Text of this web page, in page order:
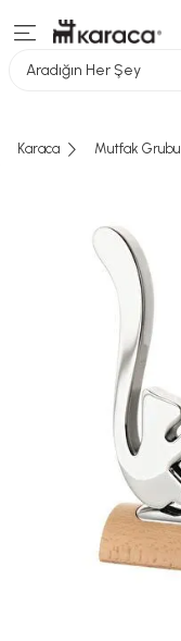
Aradığın Her Şey
Karaca Mutfak Grubu